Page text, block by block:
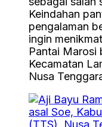
Keindahan
pengalaman
ingin
Pantai Marosi
Kecamatan
Nusa